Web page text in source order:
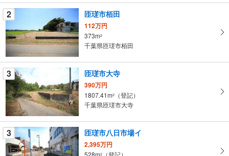
条
件
を
マ
イ
ペ
ー
ジ
に
保
存
す
る
2 匝瑳市栢田
112万円
373m2
千葉県匝瑳市栢田
3 匝瑳市大寺
390万円
1807.41m2
（登記）
千葉県匝瑳市大寺
3 匝瑳市八日市場イ
2,395万円
528m2
（登記）